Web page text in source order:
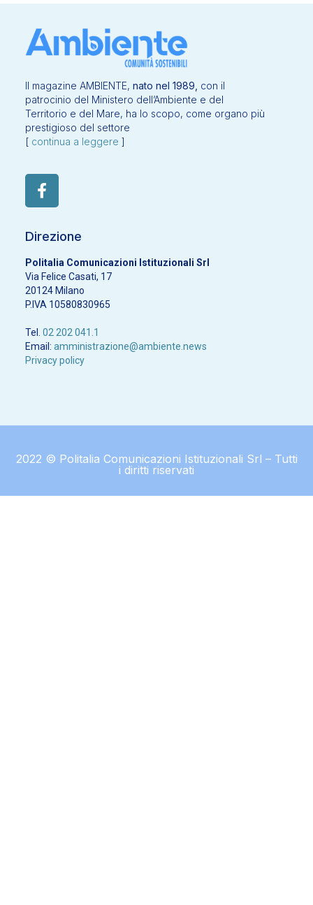
Il magazine AMBIENTE, nato nel 1989, con il
patrocinio del Ministero dell’Ambiente e del
Territorio e del Mare, ha lo scopo, come organo più
prestigioso del settore
[ continua a leggere ]
Direzione
Politalia Comunicazioni Istituzionali Srl
Via Felice Casati, 17
20124 Milano
P.IVA 10580830965
Tel. 02 202 041.1
Email: amministrazione@ambiente.news
Privacy policy
2022 © Politalia Comunicazioni Istituzionali Srl – Tutti
i diritti riservati